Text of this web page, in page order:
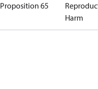
Proposition 65
Harm